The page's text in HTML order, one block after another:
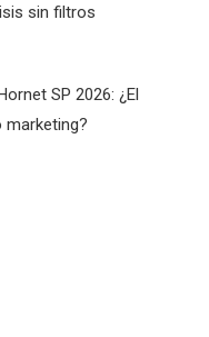
sin filtros
SP 2026: ¿El
marketing?